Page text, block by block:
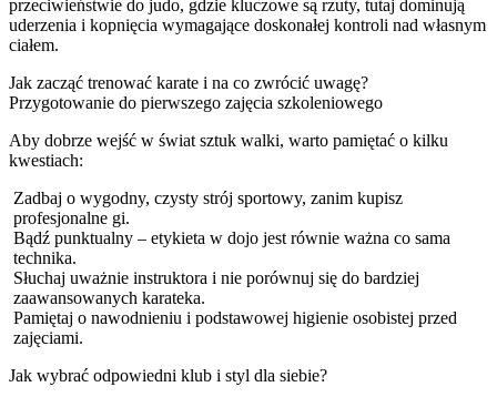
przeciwieństwie do judo, gdzie kluczowe są rzuty, tutaj dominują
uderzenia i kopnięcia wymagające doskonałej kontroli nad własnym
ciałem.
Jak zacząć trenować karate i na co zwrócić uwagę?
Przygotowanie do pierwszego zajęcia szkoleniowego
Aby dobrze wejść w świat sztuk walki, warto pamiętać o kilku
kwestiach:
Zadbaj o wygodny, czysty strój sportowy, zanim kupisz
profesjonalne gi.
Bądź punktualny – etykieta w dojo jest równie ważna co sama
technika.
Słuchaj uważnie instruktora i nie porównuj się do bardziej
zaawansowanych karateka.
Pamiętaj o nawodnieniu i podstawowej higienie osobistej przed
zajęciami.
Jak wybrać odpowiedni klub i styl dla siebie?